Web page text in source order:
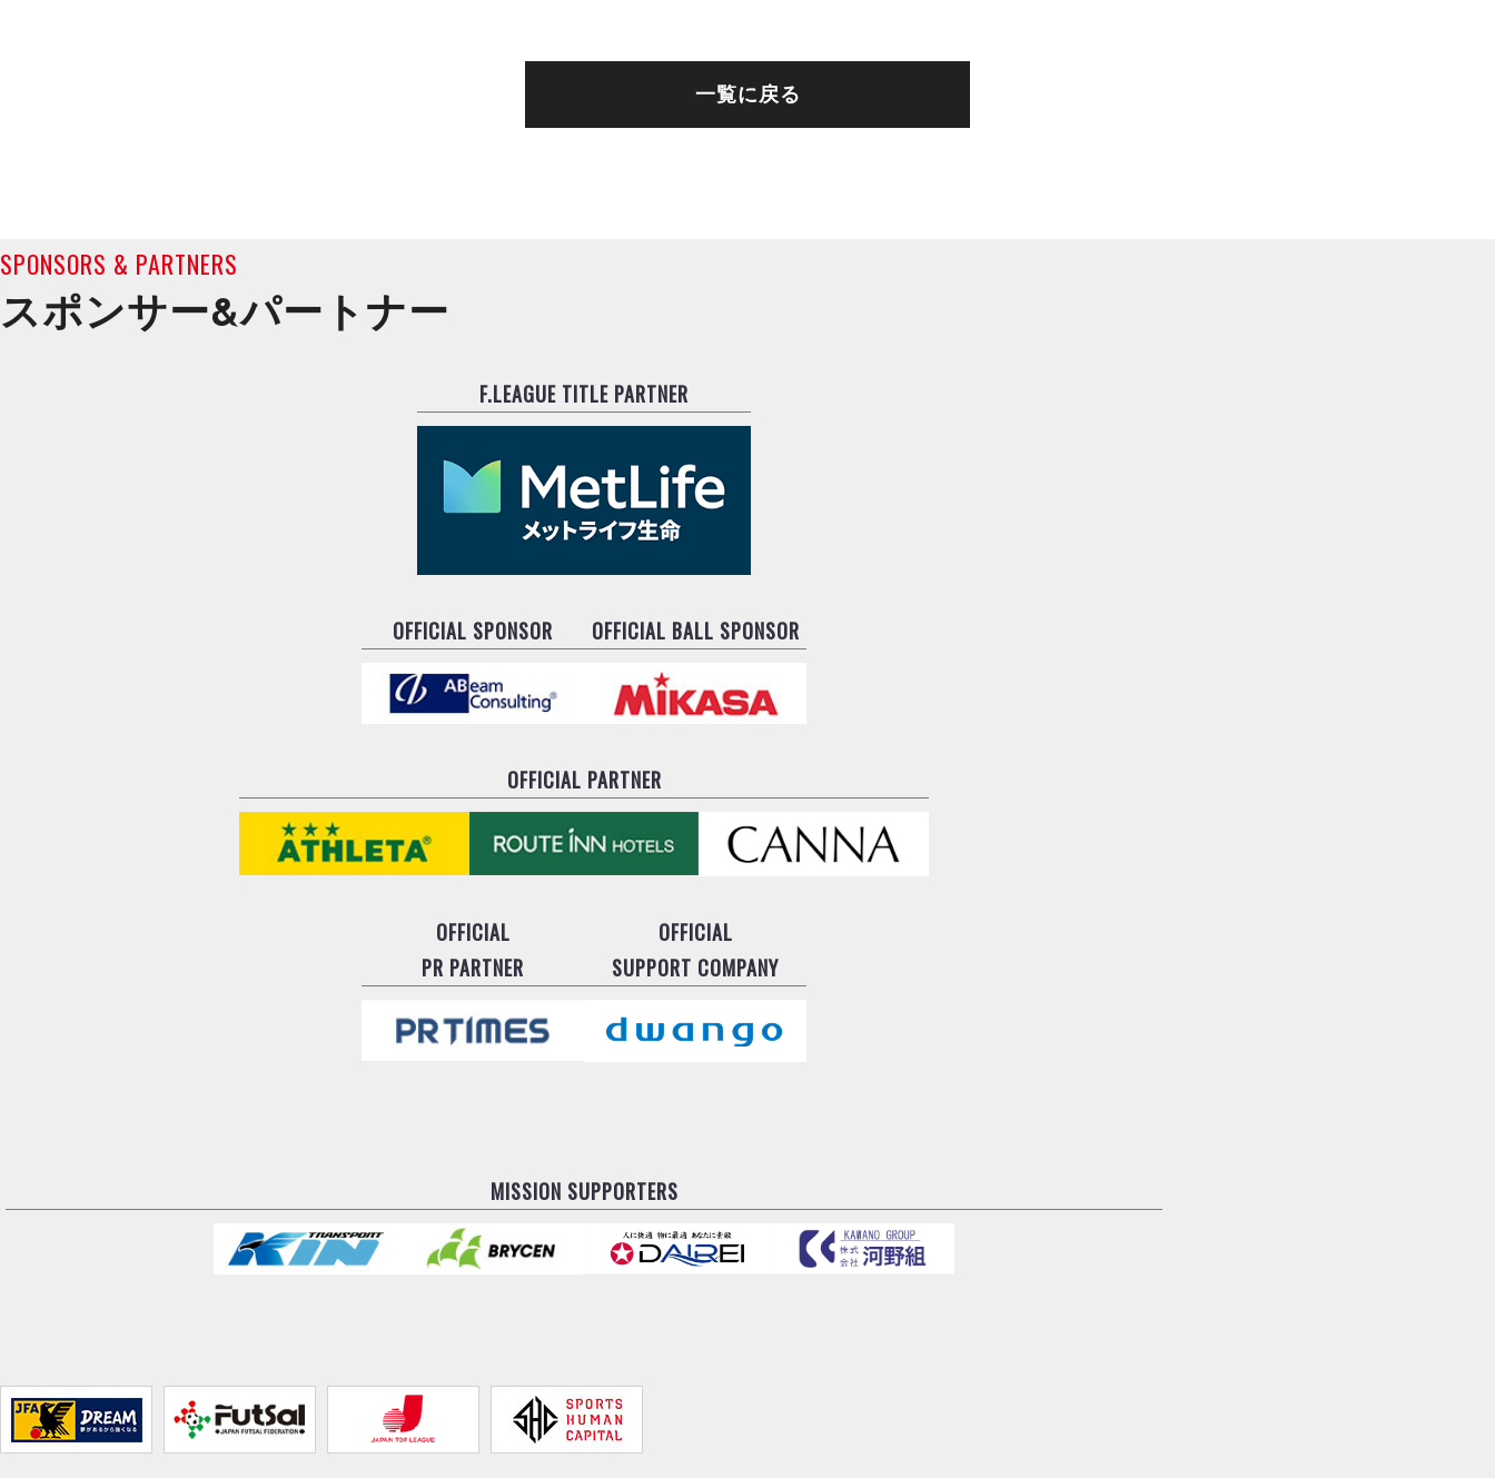
一覧に戻る
SPONSORS & PARTNERS
スポンサー&パートナー
F.LEAGUE TITLE PARTNER
OFFICIAL SPONSOR OFFICIAL BALL SPONSOR
OFFICIAL PARTNER
OFFICIAL
PR PARTNER
OFFICIAL
SUPPORT COMPANY
MISSION SUPPORTERS